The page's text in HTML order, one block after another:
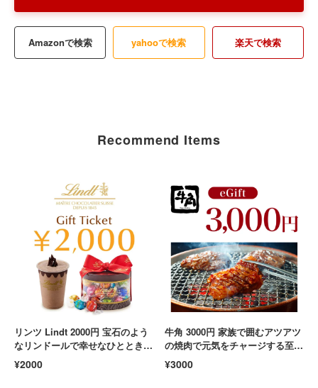
Amazonで検索 yahooで検索 楽天で検索
Recommend Items
リンツ Lindt 2000円 宝石のよう
なリンドールで幸せなひとときを
楽しむ至福のチョコ スイーツ 贅
沢
¥2000
牛角 3000円 家族で囲むアツアツ
の焼肉で元気をチャージする至福
のひととき 肉 ディナー 外食
¥3000